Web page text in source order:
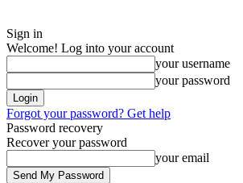
Sign in
Welcome! Log into your account
your username
your password
Forgot your password? Get help
Password recovery
Recover your password
your email